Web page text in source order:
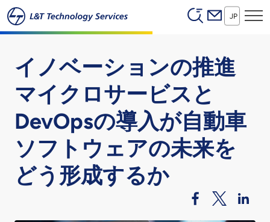
本文へスキップ Header
JP
イノベーションの推進
マイクロサービスと
DevOpsの導入が自動車
ソフトウェアの未来を
どう形成するか